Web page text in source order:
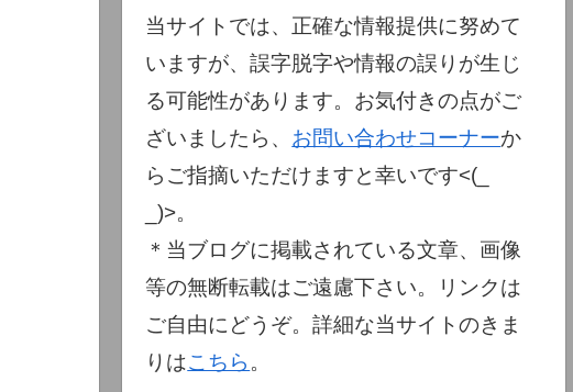
当サイトでは、正確な情報提供に努めて
いますが、誤字脱字や情報の誤りが生じ
る可能性があります。お気付きの点がご
ざいましたら、 お問い合わせコーナーか
らご指摘いただけますと幸いです<(_
_)>。
＊当ブログに掲載されている文章、画像
等の無断転載はご遠慮下さい。リンクは
ご自由にどうぞ。詳細な当サイトのきま
りはこちら 。